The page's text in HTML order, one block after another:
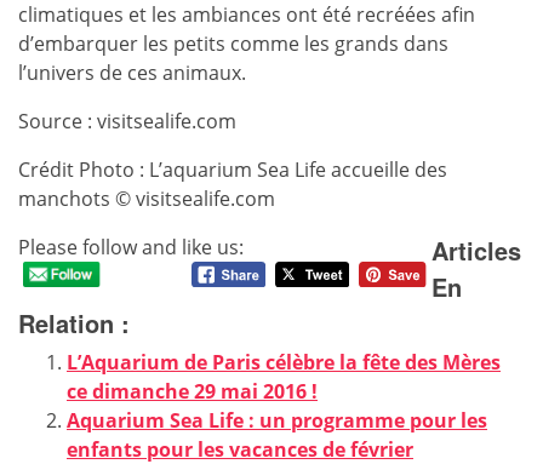
climatiques et les ambiances ont été recréées afin
d’embarquer les petits comme les grands dans
l’univers de ces animaux.
Source : visitsealife.com
Crédit Photo : L’aquarium Sea Life accueille des
manchots © visitsealife.com
Please follow and like us:
Articles
En
Relation :
L’Aquarium de Paris célèbre la fête des Mères
ce dimanche 29 mai 2016 !
Aquarium Sea Life : un programme pour les
enfants pour les vacances de février